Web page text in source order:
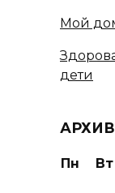
Мой
дети
Пн Вт